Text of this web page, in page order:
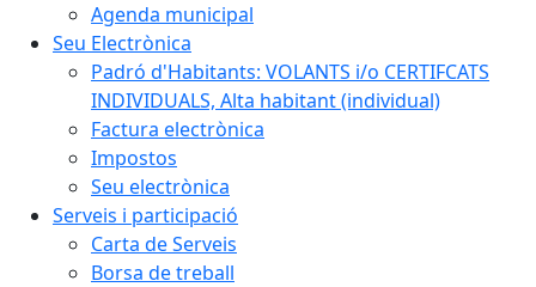
Agenda municipal
Seu Electrònica
Padró d'Habitants: VOLANTS i/o CERTIFCATS
INDIVIDUALS, Alta habitant (individual)
Factura electrònica
Impostos
Seu electrònica
Serveis i participació
Carta de Serveis
Borsa de treball